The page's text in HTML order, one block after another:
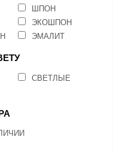
ШПОН
ЭКОШПОН
ЭМАЛИТ
СВЕТЛЫЕ